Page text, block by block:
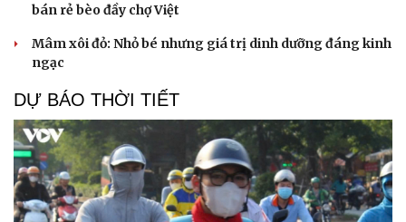
bán rẻ bèo đầy chợ Việt
Mâm xôi đỏ: Nhỏ bé nhưng giá trị dinh dưỡng đáng kinh
ngạc
DỰ BÁO THỜI TIẾT